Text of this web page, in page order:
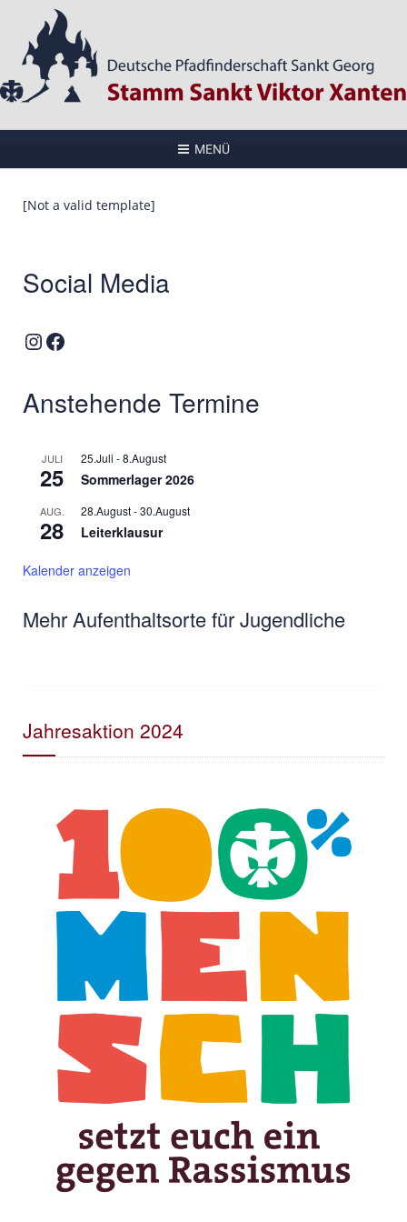
MENÜ
[Not a valid template]
Social Media
Instagram
Facebook
Anstehende Termine
JULI
25
25.Juli -8.August
Sommerlager 2026
AUG.
28
28.August-30.August
Leiterklausur
Kalender anzeigen
Mehr Aufenthaltsorte für Jugendliche
Jahresaktion 2024